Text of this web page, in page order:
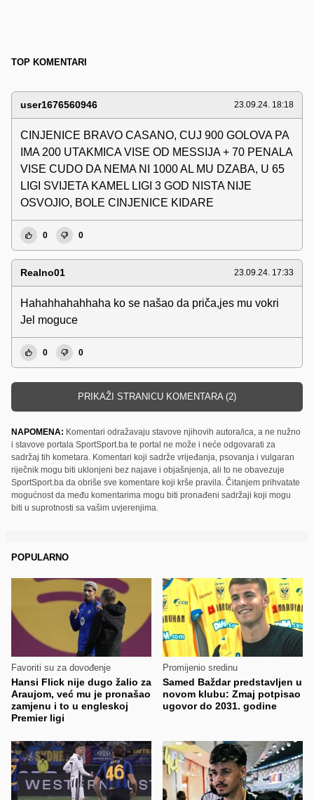
TOP KOMENTARI
user1676560946 23.09.24. 18:18
CINJENICE BRAVO CASANO, CUJ 900 GOLOVA PA
IMA 200 UTAKMICA VISE OD MESSIJA + 70 PENALA
VISE CUDO DA NEMA NI 1000 AL MU DZABA, U 65
LIGI SVIJETA KAMEL LIGI 3 GOD NISTA NIJE
OSVOJIO, BOLE CINJENICE KIDARE
0 0
Realno01 23.09.24. 17:33
Hahahhahahhaha ko se našao da priča,jes mu vokri
Jel moguce
0 0
PRIKAŽI STRANICU KOMENTARA (2)
NAPOMENA: Komentari odražavaju stavove njihovih autora/ica, a ne nužno
i stavove portala SportSport.ba te portal ne može i neće odgovarati za
sadržaj tih kometara. Komentari koji sadrže vrijeđanja, psovanja i vulgaran
riječnik mogu biti uklonjeni bez najave i objašnjenja, ali to ne obavezuje
SportSport.ba da obriše sve komentare koji krše pravila. Čitanjem prihvatate
mogućnost da među komentarima mogu biti pronađeni sadržaji koji mogu
biti u suprotnosti sa vašim uvjerenjima.
POPULARNO
Favoriti su za dovođenje
Hansi Flick nije dugo žalio za
Araujom, već mu je pronašao
zamjenu i to u engleskoj
Premier ligi
Promijenio sredinu
Samed Baždar predstavljen u
novom klubu: Zmaj potpisao
ugovor do 2031. godine